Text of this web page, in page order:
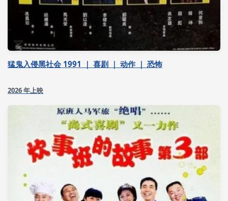
猛鬼入侵黑社会 1991 ｜ 喜剧 ｜ 动作 ｜ 恐怖
2026 年上映